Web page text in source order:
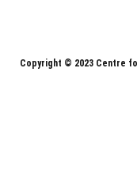
Copyright © 2023 Centre